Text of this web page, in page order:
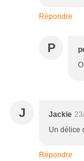
Répondre
P
J Jackie
Un délice
Répondre